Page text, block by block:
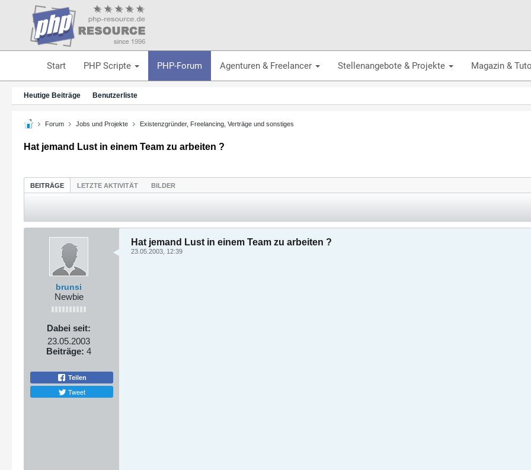
Start PHP Scripte PHP-Forum Agenturen & Freelancer Stellenangebote & Projekte Magazin &
Heutige Beiträge Benutzerliste
Forum Jobs und Projekte Existenzgründer, Freelancing, Verträge und sonstiges
Hat jemand Lust in einem Team zu arbeiten ?
BEITRÄGE LETZTE AKTIVITÄT BILDER
brunsi
Newbie
Dabei seit:
23.05.2003
Beiträge: 4
Teilen
Tweet
Hat jemand Lust in einem Team zu arbeiten ?
23.05.2003, 12:39